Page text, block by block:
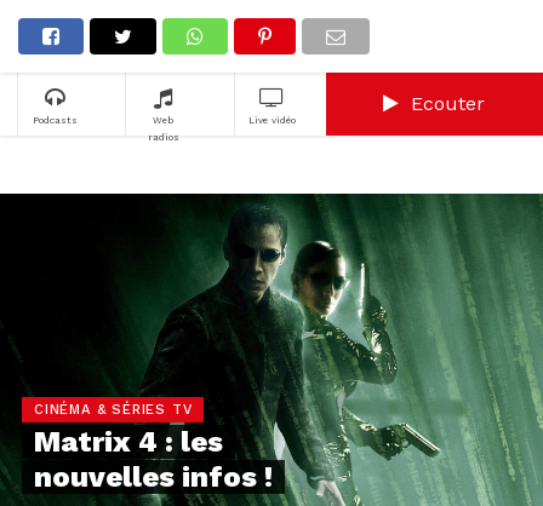
Podcasts
Web
radios
Live vidéo
Ecouter
CINÉMA & SÉRIES TV
Matrix 4 : les
nouvelles infos !